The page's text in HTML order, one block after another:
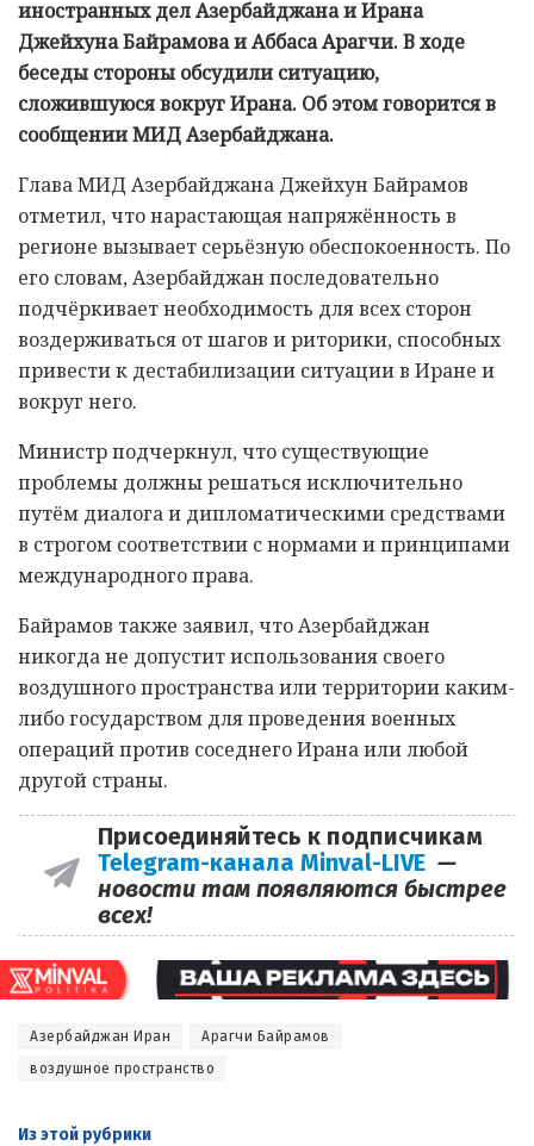
иностранных дел Азербайджана и Ирана
Джейхуна Байрамова и Аббаса Арагчи. В ходе
беседы стороны обсудили ситуацию,
сложившуюся вокруг Ирана. Об этом говорится в
сообщении МИД Азербайджана.
Глава МИД Азербайджана Джейхун Байрамов
отметил, что нарастающая напряжённость в
регионе вызывает серьёзную обеспокоенность. По
его словам, Азербайджан последовательно
подчёркивает необходимость для всех сторон
воздерживаться от шагов и риторики, способных
привести к дестабилизации ситуации в Иране и
вокруг него.
Министр подчеркнул, что существующие
проблемы должны решаться исключительно
путём диалога и дипломатическими средствами
в строгом соответствии с нормами и принципами
международного права.
Байрамов также заявил, что Азербайджан
никогда не допустит использования своего
воздушного пространства или территории каким-
либо государством для проведения военных
операций против соседнего Ирана или любой
другой страны.
Присоединяйтесь к подписчикам
Telegram-канала Minval-LIVE —
новости там появляются быстрее
всех!
Азербайджан Иран
Арагчи Байрамов
воздушное пространство
Из этой рубрики